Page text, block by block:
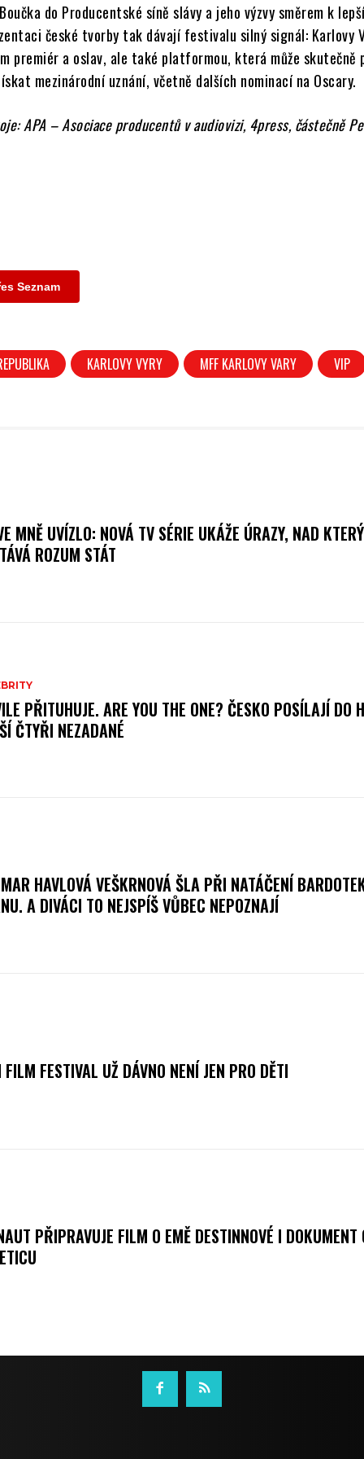
do Producentské síně slávy a jeho výzvy směrem k
české tvorby tak dávají festivalu silný signál: Karlovy
premiér a oslav, ale také platformou, která může skutečně
mezinárodní uznání, včetně dalších nominací na Oscary.
APA – Asociace producentů v audiovizi, 4press, částečně
Seznam
KARLOVY VYRY MFF KARLOVY VARY VIP
MNĚ UVÍZLO: NOVÁ TV SÉRIE UKÁŽE ÚRAZY, NAD
ROZUM STÁT
PŘITUHUJE. ARE YOU THE ONE? ČESKO POSÍLAJÍ DO
ČTYŘI NEZADANÉ
HAVLOVÁ VEŠKRNOVÁ ŠLA PŘI NATÁČENÍ
A DIVÁCI TO NEJSPÍŠ VŮBEC NEPOZNAJÍ
FESTIVAL UŽ DÁVNO NENÍ JEN PRO DĚTI
PŘIPRAVUJE FILM O EMĚ DESTINNOVÉ I DOKUMENT